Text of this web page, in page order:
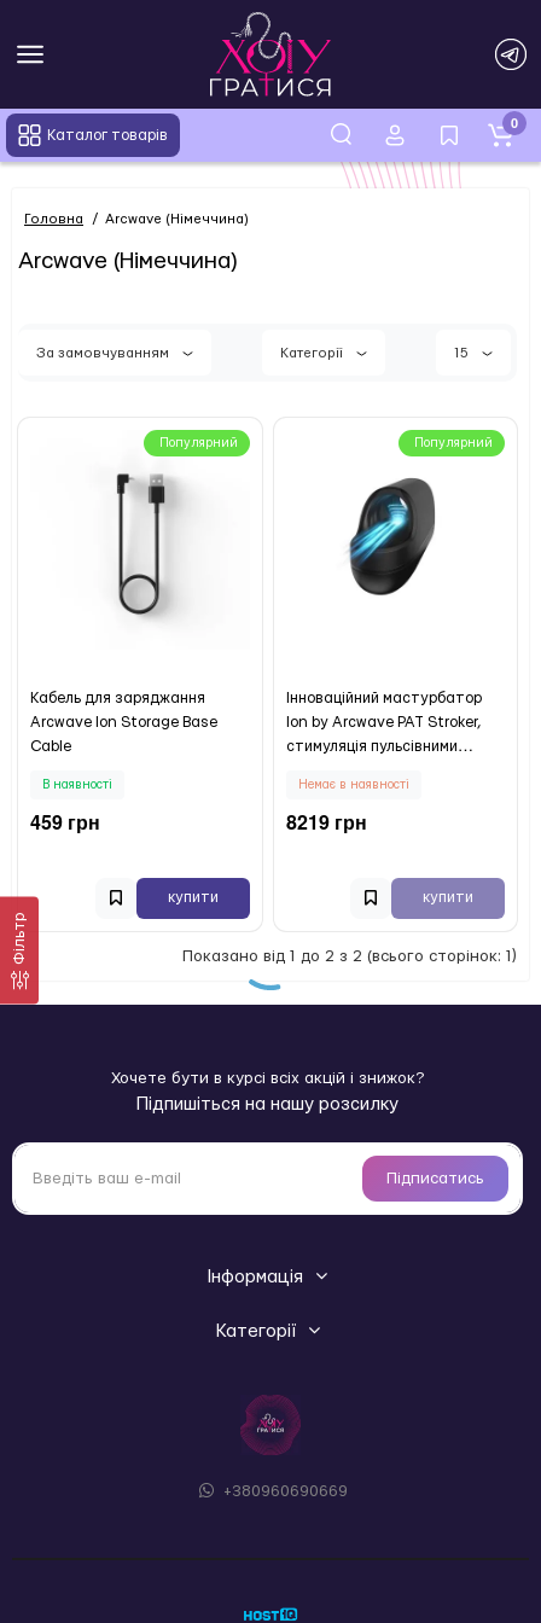
Каталог товарів
0
Головна Arcwave (Німеччина)
Фільтр
Arcwave (Німеччина)
За замовчуванням Категорії 15
Популярний
Кабель для заряджання
Arcwave Ion Storage Base
Cable
В наявності
459 грн
купити
Популярний
Інноваційний мастурбатор
Ion by Arcwave PAT Stroker,
стимуляція пульсівними
Немає в наявності
8219 грн
купити
Показано від 1 до 2 з 2 (всього сторінок: 1)
Хочете бути в курсі всіх акцій і знижок?
Підпишіться на нашу розсилку
Підписатись
Інформація
Категорії
+380960690669